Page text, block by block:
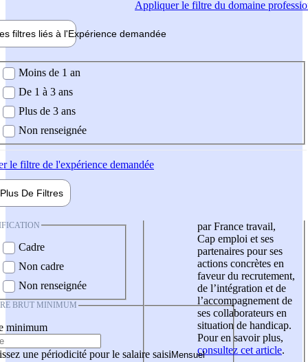
Appliquerle filtre du domaine
filtres liés à l'Expérience demandée
demandée
Moins de 1 an
De 1 à 3 ans
Plus de 3 ans
Non renseignée
le filtre de l'expérience demandée
Plus De Filtres
Cadre
Non cadre
Non renseignée
BRUT MINIMUM
minimum
une périodicité pour le salaire saisi
par France travail,
Cap emploi et ses
partenaires pour ses
actions concrètes en
faveur du recrutement,
de l’intégration et de
l’accompagnement de
ses collaborateurs en
situation de handicap.
Pour en savoir plus,
consultez cet article.